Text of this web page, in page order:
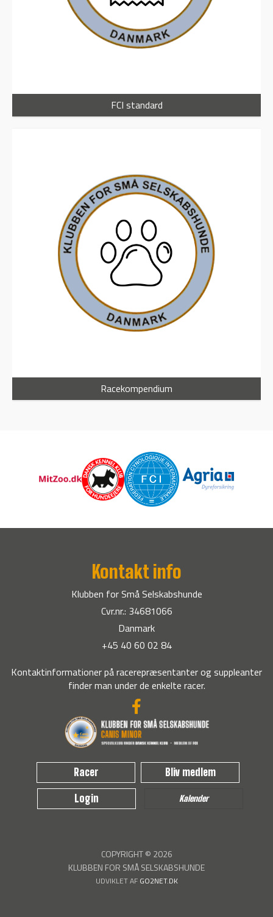
FCI standard
Racekompendium
Kontakt info
Klubben for Små Selskabshunde
Cvr.nr.: 34681066
Danmark
+45 40 60 02 84
Kontaktinformationer på racerepræsentanter og suppleanter
finder man under de enkelte racer.
Racer Bliv medlem
Login Kalender
COPYRIGHT © 2026
KLUBBEN FOR SMÅ SELSKABSHUNDE
UDVIKLET AF GO2NET.DK